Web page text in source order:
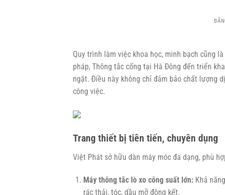
Quy trình làm việc khoa học, minh bạch cũng
pháp, Thông tắc cống tại Hà Đông đến triển
ngặt. Điều này không chỉ đảm bảo chất lượng
công việc.
Trang thiết bị tiên tiến, chuyên dụng
Việt Phát sở hữu dàn máy móc đa dạng, phù
Máy thông tắc lò xo công suất lớn:Khả
rác thải, tóc, dầu mỡ đông kết.